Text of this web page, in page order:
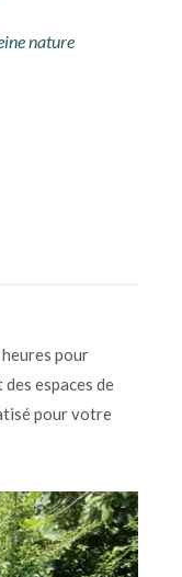
nature
heures pour
espaces de
pour votre